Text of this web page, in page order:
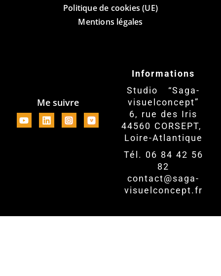
Politique de cookies (UE)
Mentions légales
Me suivre
Informations
Studio “Saga-
visuelconcept”
6, rue des Iris
44560 CORSEPT,
Loire-Atlantique
Tél. 06 84 42 56
82
contact@saga-
visuelconcept.fr